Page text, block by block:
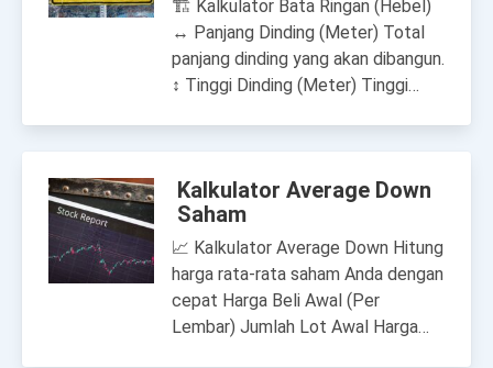
🏗 Kalkulator Bata Ringan (Hebel)
↔ Panjang Dinding (Meter) Total
panjang dinding yang akan dibangun.
↕ Tinggi Dinding (Meter) Tinggi…
Kalkulator Average Down
Saham
📈 Kalkulator Average Down Hitung
harga rata-rata saham Anda dengan
cepat Harga Beli Awal (Per
Lembar) Jumlah Lot Awal Harga…